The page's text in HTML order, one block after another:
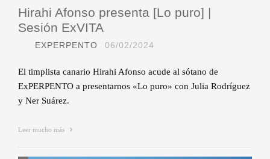
Hirahi Afonso presenta [Lo puro] |
Sesión ExVITA
EXPERPENTO 06/02/2024
El timplista canario Hirahi Afonso acude al sótano de
ExPERPENTO a presentarnos «Lo puro» con Julia Rodríguez
y Ner Suárez.
Leer mucho más